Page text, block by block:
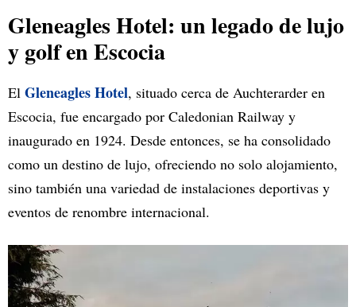
Gleneagles Hotel: un legado de lujo
y golf en Escocia
El Gleneagles Hotel, situado cerca de Auchterarder en
Escocia, fue encargado por Caledonian Railway y
inaugurado en 1924. Desde entonces, se ha consolidado
como un destino de lujo, ofreciendo no solo alojamiento,
sino también una variedad de instalaciones deportivas y
eventos de renombre internacional.